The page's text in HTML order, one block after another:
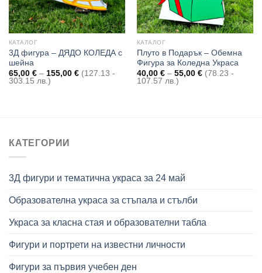
КАТАЛОГ
3Д фигура – ДЯДО КОЛЕДА с
шейна
65,00 € – 155,00 €Price
range:
(127.13 -
303.15 лв.)
КАТАЛОГ
Плуто в Подарък – Обемна
Фигура за Коледна Украса
40,00 € – 55,00 €Price
range:
(78.23 -
107.57 лв.)
КАТЕГОРИИ
3Д фигури и тематична украса за 24 май
Образователна украса за стъпала и стълби
Украса за класна стая и образователни табла
Фигури и портрети на известни личности
Фигури за първия учебен ден